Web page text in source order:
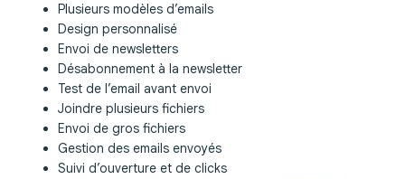
Plusieurs modèles d’emails
Design personnalisé
Envoi de newsletters
Désabonnement à la newsletter
Test de l’email avant envoi
Joindre plusieurs fichiers
Envoi de gros fichiers
Gestion des emails envoyés
Suivi d’ouverture et de clicks